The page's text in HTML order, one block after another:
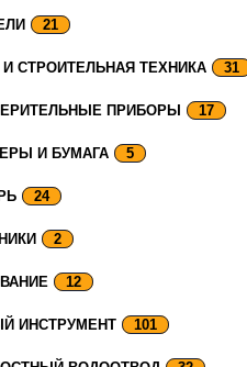
21
СТРОИТЕЛЬНАЯ ТЕХНИКА 31
ПРИБОРЫ 17
И БУМАГА 5
24
2
12
ИНСТРУМЕНТ 101